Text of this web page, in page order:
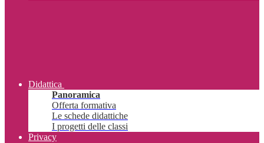
Didattica
Panoramica
Offerta formativa
Le schede didattiche
I progetti delle classi
Privacy